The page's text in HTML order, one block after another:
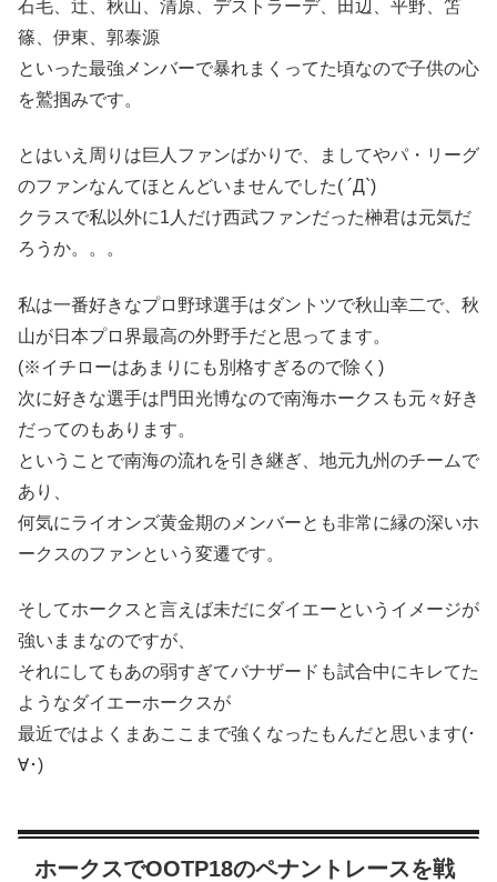
石毛、辻、秋山、清原、デストラーデ、田辺、平野、笘
篠、伊東、郭泰源
といった最強メンバーで暴れまくってた頃なので子供の心
を鷲掴みです。
とはいえ周りは巨人ファンばかりで、ましてやパ・リーグ
のファンなんてほとんどいませんでした( ´Д`)
クラスで私以外に1人だけ西武ファンだった榊君は元気だ
ろうか。。。
私は一番好きなプロ野球選手はダントツで秋山幸二で、秋
山が日本プロ界最高の外野手だと思ってます。
(※イチローはあまりにも別格すぎるので除く)
次に好きな選手は門田光博なので南海ホークスも元々好き
だってのもあります。
ということで南海の流れを引き継ぎ、地元九州のチームで
あり、
何気にライオンズ黄金期のメンバーとも非常に縁の深いホ
ークスのファンという変遷です。
そしてホークスと言えば未だにダイエーというイメージが
強いままなのですが、
それにしてもあの弱すぎてバナザードも試合中にキレてた
ようなダイエーホークスが
最近ではよくまあここまで強くなったもんだと思います(･
∀･)
ホークスでOOTP18のペナントレースを戦